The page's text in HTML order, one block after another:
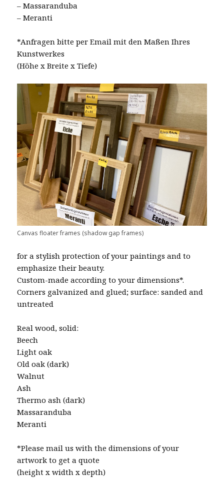
– Massaranduba
– Meranti
*Anfragen bitte per Email mit den Maßen Ihres
Kunstwerkes
(Höhe x Breite x Tiefe)
Canvas floater frames (shadow gap frames)
for a stylish protection of your paintings and to
emphasize their beauty.
Custom-made according to your dimensions*.
Corners galvanized and glued; surface: sanded and
untreated
Real wood, solid:
Beech
Light oak
Old oak (dark)
Walnut
Ash
Thermo ash (dark)
Massaranduba
Meranti
*Please mail us with the dimensions of your
artwork to get a quote
(height x width x depth)